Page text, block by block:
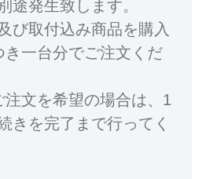
途発生致します。
び取付込み商品を購入
き一台分でご注文くだ
文を希望の場合は、1
きを完了まで行ってく